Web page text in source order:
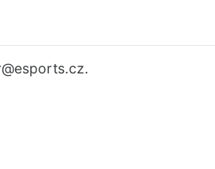
@esports.cz.